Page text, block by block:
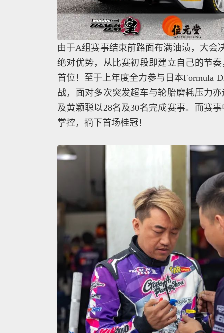
由于A组赛事结束前路面布满油渍，大会
绝对优势，从比赛初段即建立自己的节
首位！至于上年度全力参与日本Formula
战，面对多次突发超车与轮胎磨耗压力
及黄颖聪以28名及30名完成赛事。而赛
掌控，摘下首场桂冠！